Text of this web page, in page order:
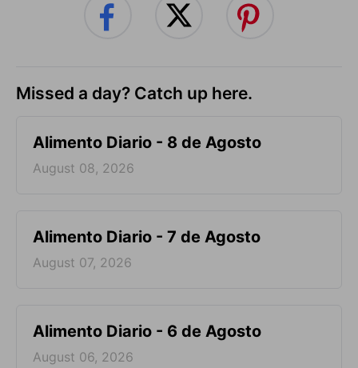
Missed a day? Catch up here.
Alimento Diario - 8 de Agosto
August 08, 2026
Alimento Diario - 7 de Agosto
August 07, 2026
Alimento Diario - 6 de Agosto
August 06, 2026